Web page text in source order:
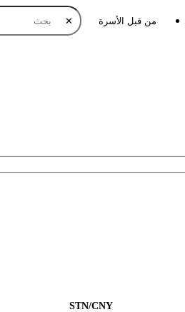
✕ من قبل الأسرة
STN/CNY